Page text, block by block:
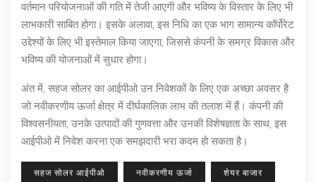
वर्तमान परियोजनाओं की गति में तेजी आएगी और भविष्य के विस्तार के लिए भी
लाभकारी साबित होगा। इसके अलावा, इस निधि का एक भाग सामान्य कॉर्पोरेट
उद्देश्यों के लिए भी इस्तेमाल किया जाएगा, जिससे कंपनी के समग्र विकास और
भविष्य की योजनाओं में सुधार होगा।
अंत में, सहज सोलर का आईपीओ उन निवेशकों के लिए एक अच्छा अवसर है
जो नवीकरणीय ऊर्जा क्षेत्र में दीर्घकालिक लाभ की तलाश में हैं। कंपनी की
विश्वसनीयता, उनके उत्पादों की गुणवत्ता और उनकी विशेषज्ञता के साथ, इस
आईपीओ में निवेश करना एक समझदारी भरा कदम हो सकता है।
सहज सोलर आईपीओ नवीकरणीय ऊर्जा शेयर बाजार